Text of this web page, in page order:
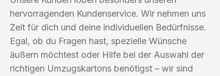
hervorragenden Kundenservice. Wir nehmen uns
Zeit für dich und deine individuellen Bedürfnisse.
Egal, ob du Fragen hast, spezielle Wünsche
äußern möchtest oder Hilfe bei der Auswahl der
richtigen Umzugskartons benötigst – wir sind